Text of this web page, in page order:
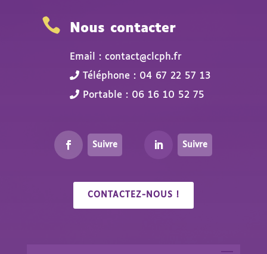
 Nous contacter
Email : contact@clcph.fr
Téléphone : 04 67 22 57 13
Portable : 06 16 10 52 75
Suivre Suivre
CONTACTEZ-NOUS !